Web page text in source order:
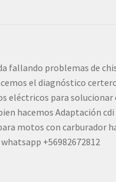
fallando problemas de
el diagnóstico
eléctricos para
hacemos Adaptación cdi
motos con carburador
+56982672812